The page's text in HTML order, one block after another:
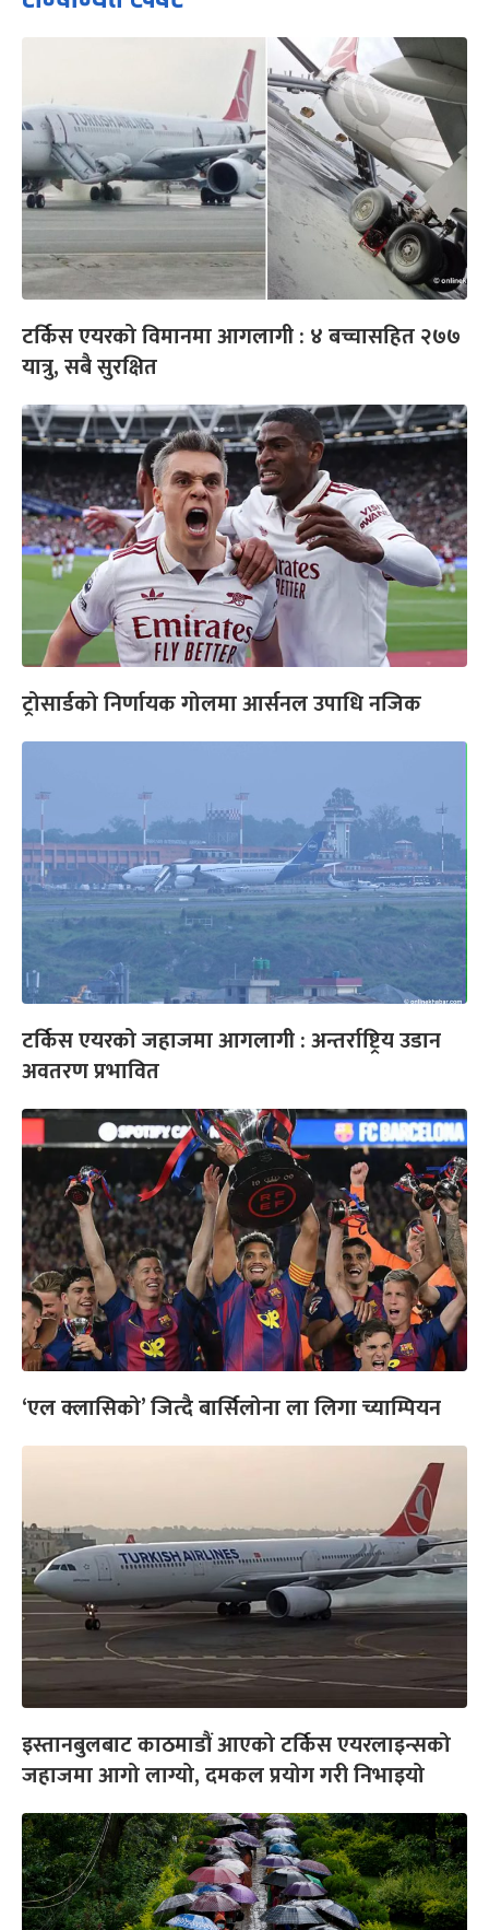
टर्किस एयरको विमानमा आगलागी : ४ बच्चासहित २७७
यात्रु, सबै सुरक्षित
ट्रोसार्डको निर्णायक गोलमा आर्सनल उपाधि नजिक
टर्किस एयरको जहाजमा आगलागी : अन्तर्राष्ट्रिय उडान
अवतरण प्रभावित
‘एल क्लासिको’ जित्दै बार्सिलोना ला लिगा च्याम्पियन
इस्तानबुलबाट काठमाडौं आएको टर्किस एयरलाइन्सको
जहाजमा आगो लाग्यो, दमकल प्रयोग गरी निभाइयो